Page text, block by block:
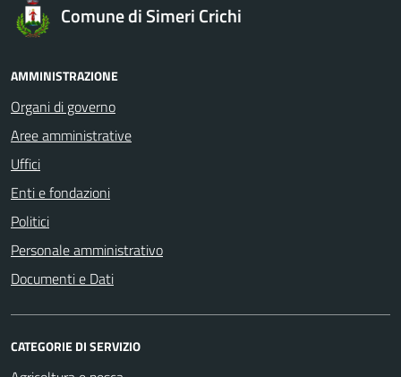
Comune di Simeri Crichi
AMMINISTRAZIONE
Organi di governo
Aree amministrative
Uffici
Enti e fondazioni
Politici
Personale amministrativo
Documenti e Dati
CATEGORIE DI SERVIZIO